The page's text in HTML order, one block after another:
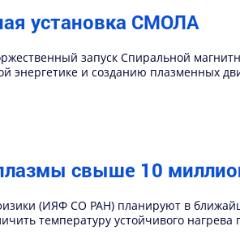
установка СМОЛА
запуск Спиральной
и созданию плазменных
свыше 10
(ИЯФ СО РАН) планируют в
температуру устойчивого